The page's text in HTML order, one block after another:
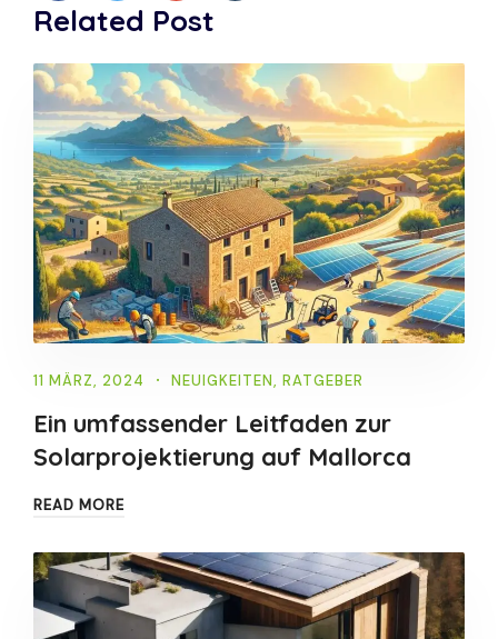
Related Post
11 MÄRZ, 2024 NEUIGKEITEN, RATGEBER
Ein umfassender Leitfaden zur
Solarprojektierung auf Mallorca
READ MORE